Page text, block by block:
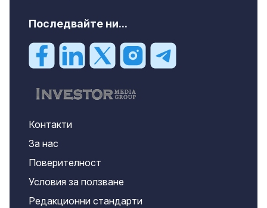
Последвайте ни...
Контакти
За нас
Поверителност
Условия за ползване
Редакционни стандарти